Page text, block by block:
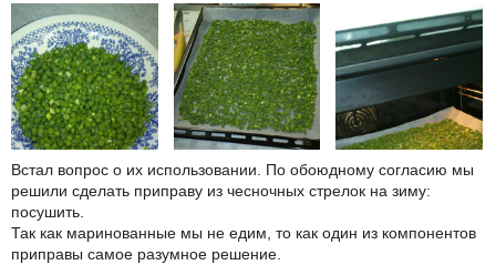
Встал вопрос о их использовании. По обоюдному согласию мы
решили сделать приправу из чесночных стрелок на зиму:
посушить.
Так как маринованные мы не едим, то как один из компонентов
приправы самое разумное решение.